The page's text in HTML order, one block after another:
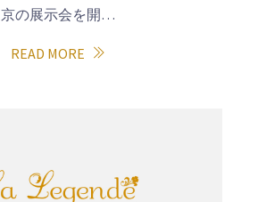
京の展示会を開…
READ MORE